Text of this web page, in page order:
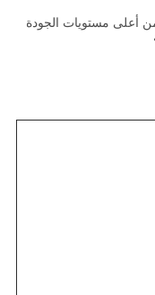
أعلى مستويات الجودة